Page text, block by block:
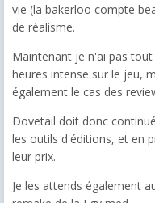
vie (la bakerloo compte
de réalisme.
Maintenant je n'ai pas
heures intense sur le jeu,
également le cas des
Dovetail doit donc
les outils d'éditions, et en
leur prix.
Je les attends également